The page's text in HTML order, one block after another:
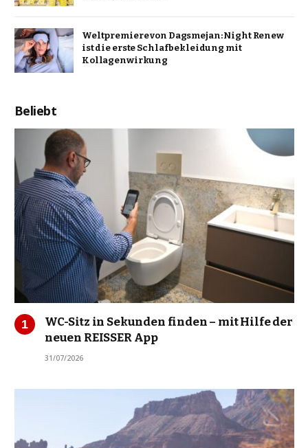
Weltpremiere von Dagsmejan: Night Renew
ist die erste Schlafbekleidung mit
Kollagenwirkung
Beliebt
WC-Sitz in Sekunden finden – mit Hilfe der
neuen REISSER App
31/07/2026